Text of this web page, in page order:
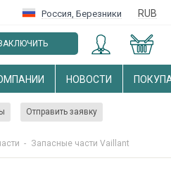
Россия, Березники RUB
ДОГОВОР
НОВОСТИ
Отправить заявку
- Запасные части Vaillant